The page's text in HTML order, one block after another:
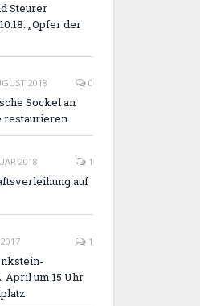
Steurer
„Opfer der
2018 0
Sockel an
restaurieren
2018 1
auf
1
April um 15 Uhr